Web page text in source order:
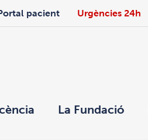
pacient Urgències 24h
La Fundació